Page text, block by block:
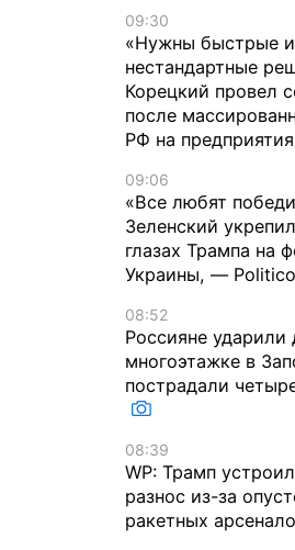
09:30
«Нужны быстрые и
нестандартные
Корецкий провел
после
РФ на предприятия
09:06
«Все любят
Зеленский
глазах Трампа на
Украины, — Politico
08:52
Россияне ударили
многоэтажке в
пострадали
08:39
WP: Трамп
разнос из-за
ракетных